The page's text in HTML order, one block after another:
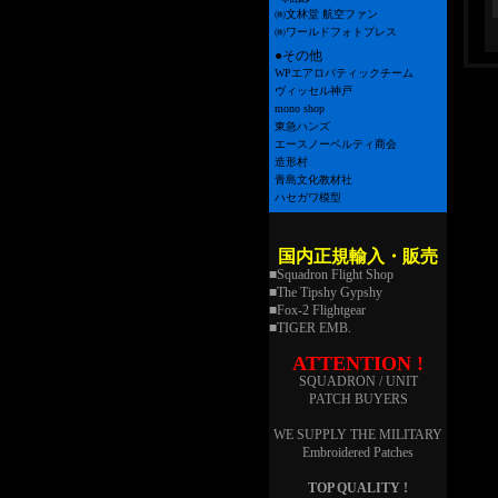
㈱文林堂 航空ファン
㈱ワールドフォトプレス
●その他
WPエアロバティックチーム
ヴィッセル神戸
mono shop
東急ハンズ
エースノーベルティ商会
造形村
青島文化教材社
ハセガワ模型
国内正規輸入・販売
■Squadron Flight Shop
■The Tipshy Gypshy
■Fox-2 Flightgear
■TIGER EMB.
ATTENTION !
SQUADRON / UNIT
PATCH BUYERS
WE SUPPLY THE MILITARY
Embroidered Patches
TOP QUALITY !